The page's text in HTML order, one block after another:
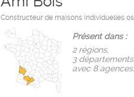
Constructeur de maisons individuelles
Présent dans :
2 règions,
3 départements
avec 8 agences.